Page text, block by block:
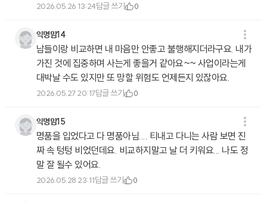
2026.05.26 13:24답글 쓰기 0
익명맘14
남들이랑 비교하면 내 마음만 안좋고 불행해지더라구요. 내가
가진 것에 집중하며 사는게 좋을거 같아요~~ 사업이라는게
대박날 수도 있지만 또 망할 위험도 언제든지 있잖아요.
2026.05.27 20:17답글 쓰기 0
익명맘15
명품을 입었다고 다 명품아님.... 티내고 다니는 사람 보면 진
짜 속 텅텅 비었던데요. 비교하지말고 날 더 키워요... 나도 정
말 잘 될수 있어요.
2026.05.28 23:11답글 쓰기 0